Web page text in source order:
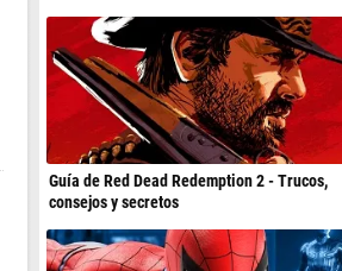
Guía de Red Dead Redemption 2 - Trucos,
consejos y secretos